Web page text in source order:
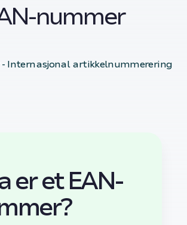
nummer
Internasjonal artikkelnummerering
er et EAN-